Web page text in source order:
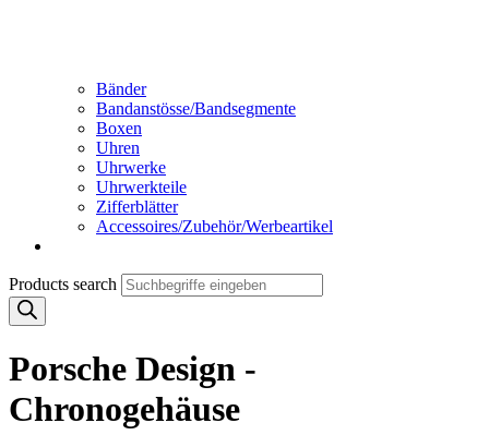
Bänder
Bandanstösse/Bandsegmente
Boxen
Uhren
Uhrwerke
Uhrwerkteile
Zifferblätter
Accessoires/Zubehör/Werbeartikel
Products search
Porsche Design -
Chronogehäuse